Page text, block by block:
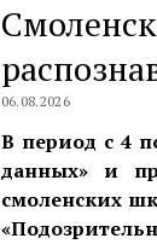
06.08.2026
В период с 4
данных» и
смоленских